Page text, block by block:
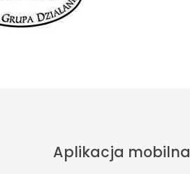
Aplikacja mobilna